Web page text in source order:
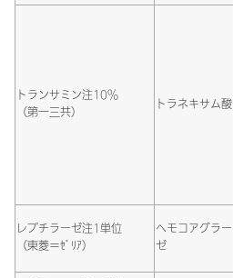
トランサミン注10％
（第一三共）
トラネキサム酸
レプチラーゼ注1単位
（東菱＝ｾﾞﾘｱ）
ヘモコアグラー
ゼ